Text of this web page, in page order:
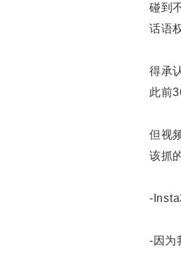
碰到
话语
得承
此前
但视
该抓
-
-因为